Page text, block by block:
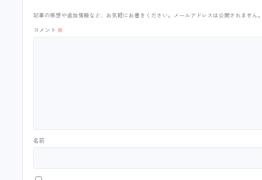
記事の感想や追加情報など、お気軽にお書きください。メールアドレスは公開されません。
コメント ※
名前